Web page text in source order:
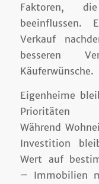
Faktoren,
beeinflussen.
Verkauf
besseren
Käuferwünsche.
Eigenheime
Prioritäten
Während
Investition
Wert auf
– Immobilien